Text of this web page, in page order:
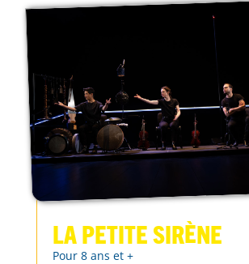
La Petite sirène
Pour 8 ans et +